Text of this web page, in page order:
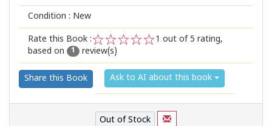
Condition : New
Rate this Book :
2
1
1 out of 5 rating,
based on
1 review(s)
Share this Book Ask to AI about this book
Out of Stock